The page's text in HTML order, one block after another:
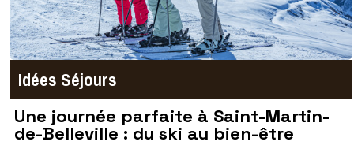
Idées Séjours
Une journée parfaite à Saint-Martin-
de-Belleville : du ski au bien-être